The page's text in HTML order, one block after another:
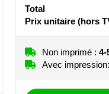
Total
Prix unitaire(hors
Non imprimé : 4-
Avec impression: